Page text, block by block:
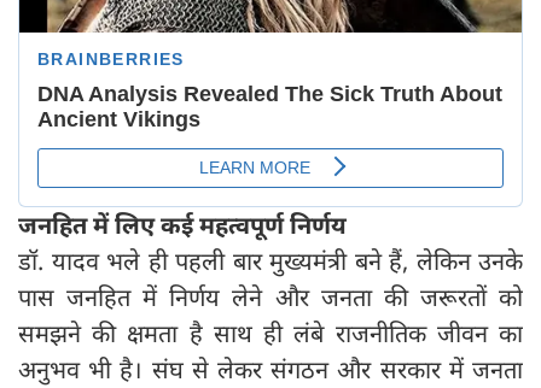
जनहित में लिए कई महत्वपूर्ण निर्णय
डॉ. यादव भले ही पहली बार मुख्यमंत्री बने हैं, लेकिन उनके
पास जनहित में निर्णय लेने और जनता की जरूरतों को
समझने की क्षमता है साथ ही लंबे राजनीतिक जीवन का
अनुभव भी है। संघ से लेकर संगठन और सरकार में जनता